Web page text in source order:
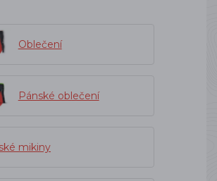
Oblečení
Pánské oblečení
mikiny